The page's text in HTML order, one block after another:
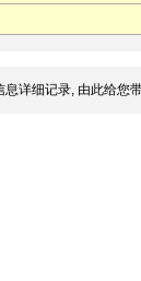
详细记录, 由此给您